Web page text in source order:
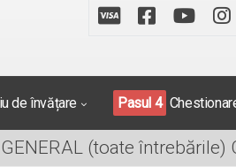
de învățare Pasul 4
GENERAL (toate întrebările)